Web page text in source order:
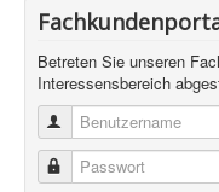
Betreten Sie unseren
Interessensbereich
Benutzername
Passwort